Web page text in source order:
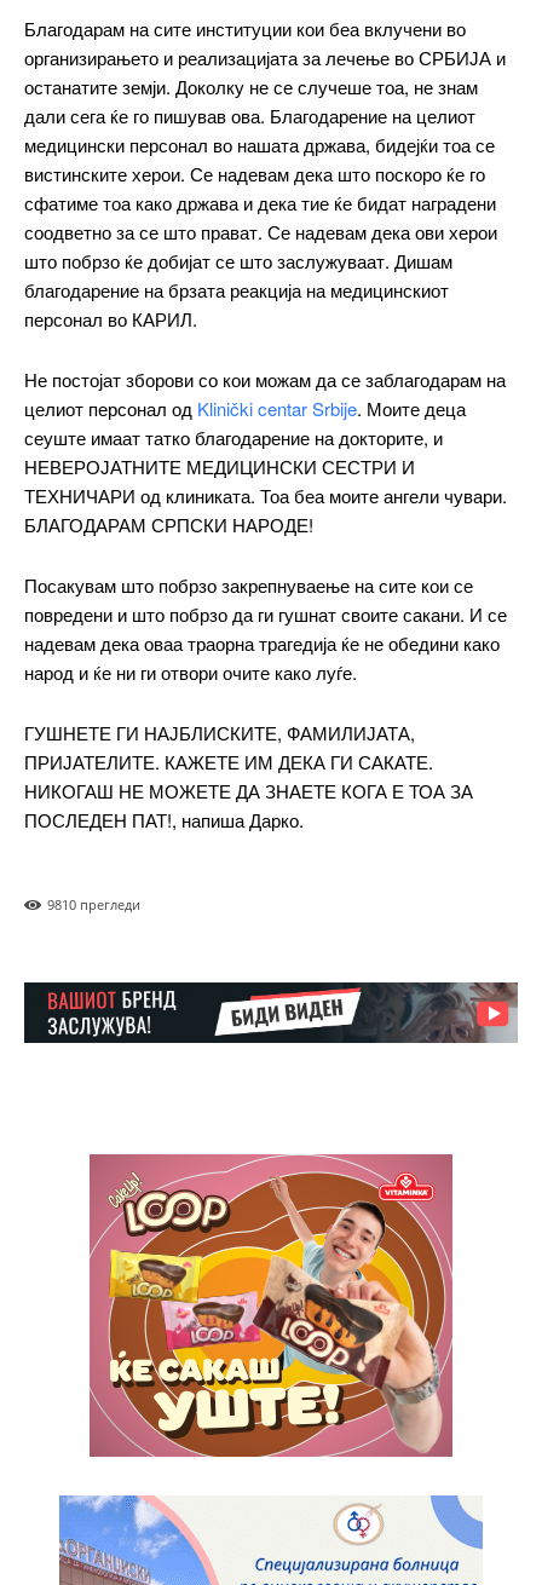
ИЗБЕРЕТЕ ПЛАН
Included for free:
Etiam est nibh, lobortis sit
Praesent euismod ac
Ut mollis pellentesque tortor
Nullam eu erat condimentum
Donec quis est ac felis
Orci varius natoque dolor
Pro
$100 / yearplaceholder text
ИЗБЕРЕТЕ ПЛАН
Full member access:
Praesent euismod ac
Ut mollis pellentesque tortor
Nullam eu erat condimentum
Donec quis est ac felis
Yearly pricing
Благодарам на сите институции кои беа вклучени во
организирањето и реализацијата за лечење во СРБИЈА и
останатите земји. Доколку не се случеше тоа, не знам
дали сега ќе го пишував ова. Благодарение на целиот
медицински персонал во нашата држава, бидејќи тоа се
вистинските херои. Се надевам дека што поскоро ќе го
сфатиме тоа како држава и дека тие ќе бидат наградени
соодветно за се што прават. Се надевам дека ови херои
што побрзо ќе добијат се што заслужуваат. Дишам
благодарение на брзата реакција на медицинскиот
персонал во КАРИЛ.
Не постојат зборови со кои можам да се заблагодарам на
целиот персонал од Klinički centar Srbije. Моите деца
сеуште имаат татко благодарение на докторите, и
НЕВЕРОЈАТНИТЕ МЕДИЦИНСКИ СЕСТРИ И
ТЕХНИЧАРИ од клиниката. Тоа беа моите ангели чувари.
БЛАГОДАРАМ СРПСКИ НАРОДЕ!
Посакувам што побрзо закрепнуваење на сите кои се
повредени и што побрзо да ги гушнат своите сакани. И се
надевам дека оваа траорна трагедија ќе не обедини како
народ и ќе ни ги отвори очите како луѓе.
ГУШНЕТЕ ГИ НАЈБЛИСКИТЕ, ФАМИЛИЈАТА,
ПРИЈАТЕЛИТЕ. КАЖЕТЕ ИМ ДЕКА ГИ САКАТЕ.
НИКОГАШ НЕ МОЖЕТЕ ДА ЗНАЕТЕ КОГА Е ТОА ЗА
ПОСЛЕДЕН ПАТ!, напиша Дарко.
9810 прегледи